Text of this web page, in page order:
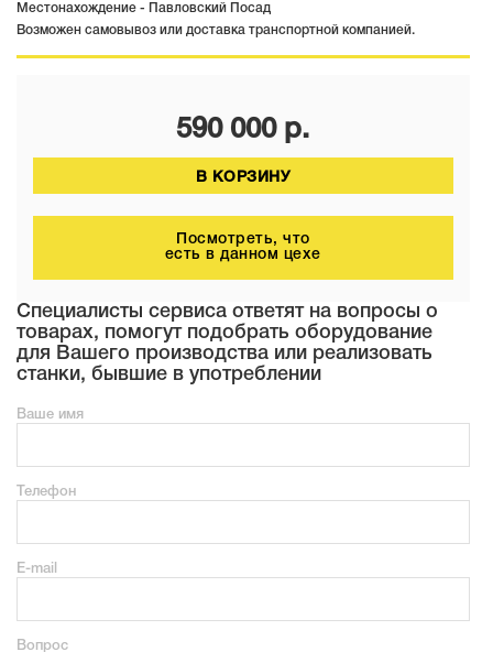
Местонахождение - Павловский Посад
Возможен самовывоз или доставка транспортной компанией.
590 000р.
В КОРЗИНУ
Посмотреть, что
есть в данном цехе
Специалисты сервиса ответят на вопросы о
товарах, помогут подобрать оборудование
для Вашего производства или реализовать
станки, бывшие в употреблении
Ваше имя
Телефон
E-mail
Вопрос